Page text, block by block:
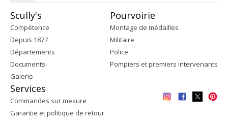
Scully's
Compétence
Depuis 1877
Départements
Documents
Galerie
Pourvoirie
Montage de médailles
Militaire
Police
Pompiers et premiers intervenants
Services
Commandes sur mesure
Garantie et politique de retour